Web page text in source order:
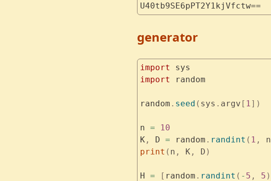
U40tb9SE6pPT2Y1kjVfctw==
generator
import sys
import random
random . seed ( sys . argv [ 1])
n = 10
K, D = random . randint ( 1 , n
print ( n , K, D )
H = [ random . randint ( - 5 , 5 )